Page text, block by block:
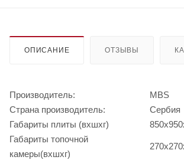
ОПИСАНИЕ ОТЗЫВЫ
Производитель:
MBS
Страна производитель:
Сербия
Габариты плиты (вхшхг)
Габариты топочной
камеры(вхшхг)